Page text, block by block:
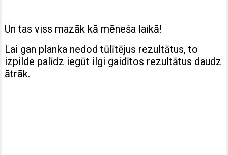
Un tas viss mazāk kā mēneša laikā!
Lai gan planka nedod tūlītējus rezultātus, to
izpilde palīdz iegūt ilgi gaidītos rezultātus daudz
ātrāk.